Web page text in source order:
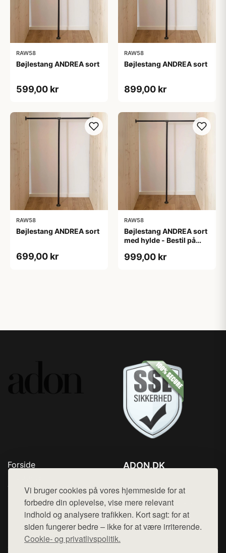
Vi bruger cookies på vores hjemmeside for at
forbedre din oplevelse, vise mere relevant
indhold og analysere trafikken. Kort sagt: for at
siden fungerer bedre – ikke for at være irriterende.
Cookie- og privatlivspolitik.
RAW58
Bøjlestang ANDREA sort
599,00 kr
RAW58
Bøjlestang ANDREA sort
899,00 kr
RAW58
Bøjlestang ANDREA sort
699,00 kr
RAW58
Bøjlestang ANDREA sort
med hylde - Bestil på
ikke vist på billedet)
999,00 kr
Forside
Top Rabatter
Kontakt
ADON.DK
Mail: hej@want.dk
Cookie- og privatlivspolitik